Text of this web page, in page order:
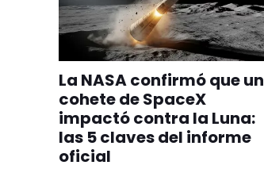
La NASA confirmó que un
cohete de SpaceX
impactó contra la Luna:
las 5 claves del informe
oficial